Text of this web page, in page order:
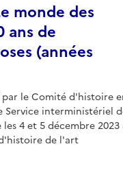
monde des
ans de
(années
le Comité d'histoire
Service interministériel
4 et 5 décembre 2023
de l'art